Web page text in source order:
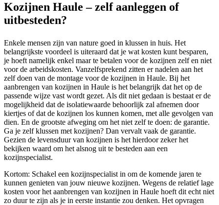
Kozijnen Haule – zelf aanleggen of
uitbesteden?
Enkele mensen zijn van nature goed in klussen in huis. Het
belangrijkste voordeel is uiteraard dat je wat kosten kunt besparen,
je hoeft namelijk enkel maar te betalen voor de kozijnen zelf en niet
voor de arbeidskosten. Vanzelfsprekend zitten er nadelen aan het
zelf doen van de montage voor de kozijnen in Haule. Bij het
aanbrengen van kozijnen in Haule is het belangrijk dat het op de
passende wijze vast wordt gezet. Als dit niet gedaan is bestaat er de
mogelijkheid dat de isolatiewaarde behoorlijk zal afnemen door
kiertjes of dat de kozijnen los kunnen komen, met alle gevolgen van
dien. En de grootste afweging om het niet zelf te doen: de garantie.
Ga je zelf klussen met kozijnen? Dan vervalt vaak de garantie.
Gezien de levensduur van kozijnen is het hierdoor zeker het
bekijken waard om het alsnog uit te besteden aan een
kozijnspecialist.
Kortom: Schakel een kozijnspecialist in om de komende jaren te
kunnen genieten van jouw nieuwe kozijnen. Wegens de relatief lage
kosten voor het aanbrengen van kozijnen in Haule hoeft dit echt niet
zo duur te zijn als je in eerste instantie zou denken. Het opvragen